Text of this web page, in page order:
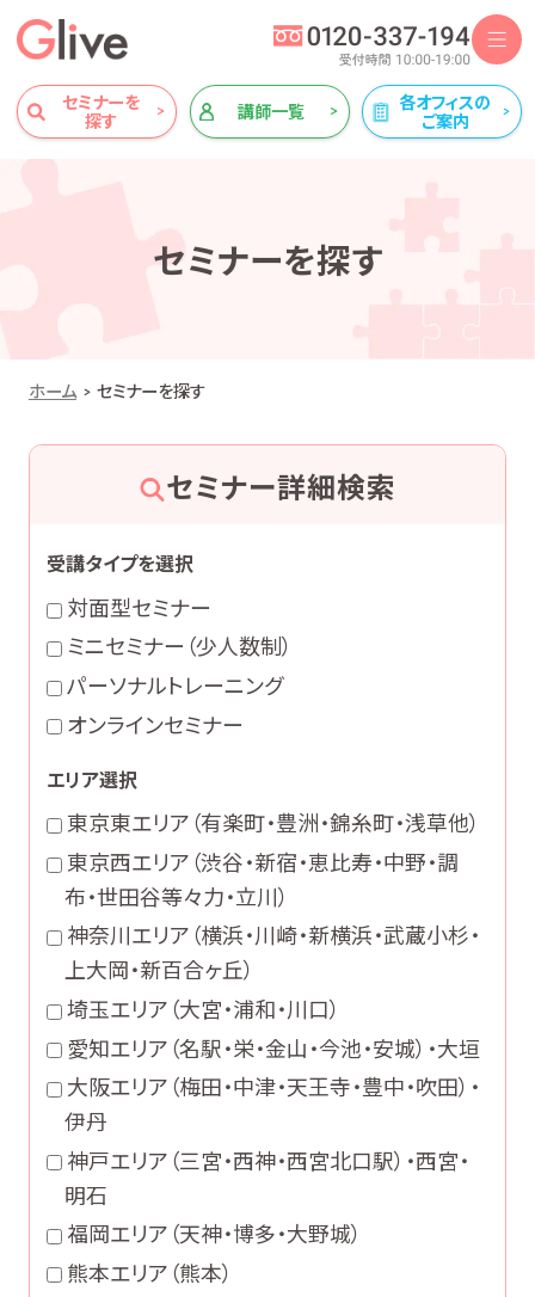
セミナーを
探す
講師一覧
各オフィスの
ご案内
セミナーを探す
ホーム セミナーを探す
セミナー詳細検索
受講タイプを選択
対面型セミナー
ミニセミナー（少人数制）
パーソナルトレーニング
オンラインセミナー
エリア選択
東京東エリア（有楽町・豊洲・錦糸町・浅草他）
東京西エリア（渋谷・新宿・恵比寿・中野・調
布・世田谷等々力・立川）
神奈川エリア（横浜・川崎・新横浜・武蔵小杉・
上大岡・新百合ヶ丘）
埼玉エリア（大宮・浦和・川口）
愛知エリア（名駅・栄・金山・今池・安城）・大垣
大阪エリア（梅田・中津・天王寺・豊中・吹田）・
伊丹
神戸エリア（三宮・西神・西宮北口駅）・西宮・
明石
福岡エリア（天神・博多・大野城）
熊本エリア（熊本）